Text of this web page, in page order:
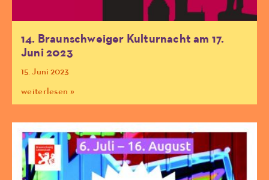
14. Braunschweiger Kulturnacht am 17.
Juni 2023
15. Juni 2023
weiterlesen »